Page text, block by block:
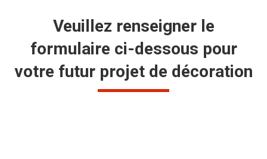
Veuillez renseigner le
formulaire ci-dessous pour
votre futur projet de décoration